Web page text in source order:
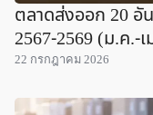
ตลาดส่งออก 20 อั
2567-2569 (ม.ค.-
22 กรกฎาคม 2026